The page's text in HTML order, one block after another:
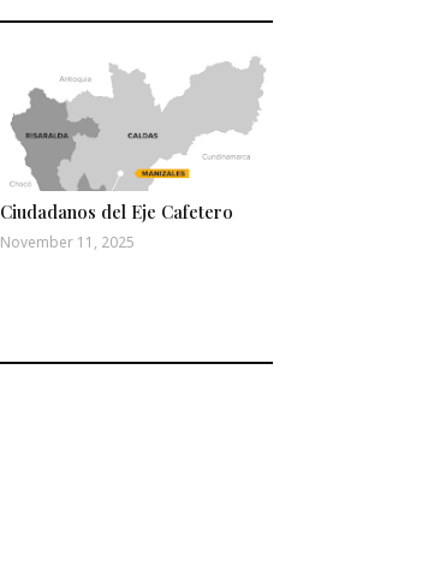
Ciudadanos del Eje Cafetero
November 11, 2025